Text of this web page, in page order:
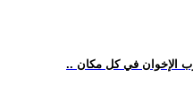
الإخوان في كل مكان